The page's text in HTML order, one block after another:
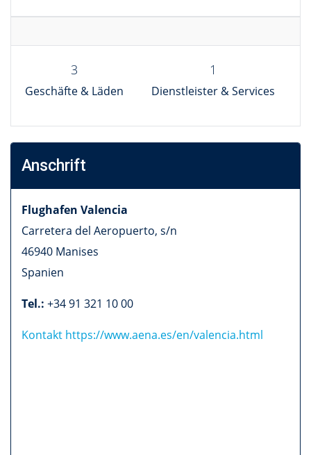
3
Geschäfte & Läden
1
Dienstleister & Services
Anschrift
Flughafen Valencia
Carretera del Aeropuerto, s/n
46940 Manises
Spanien
Tel.: +34 91 321 10 00
Kontakt https://www.aena.es/en/valencia.html